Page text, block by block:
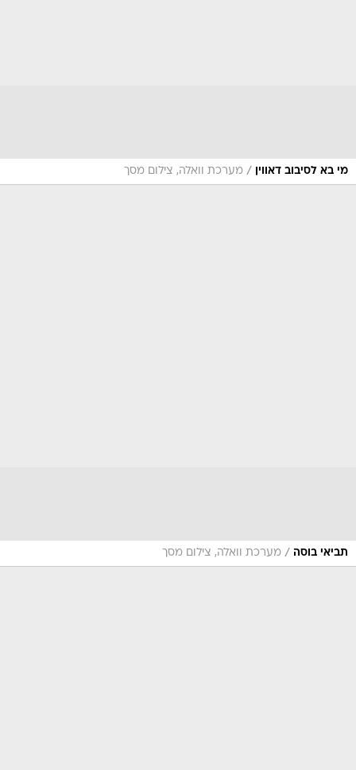
מי בא לסיבוב דאווין / מערכת וואלה, צילום מסך
תביאי בוסה / מערכת וואלה, צילום מסך